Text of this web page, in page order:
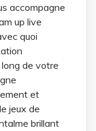
accompagne
up live
quoi
de votre
et
jeux de
brillant